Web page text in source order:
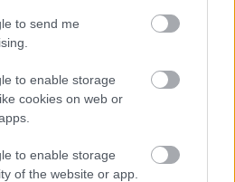
to send me
to enable storage
cookies on web or
to enable storage
of the website or app.
átvette elveszettnek hitt